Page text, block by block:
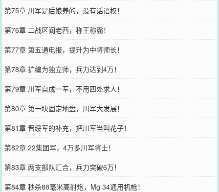
第75章 川军是后娘养的，没有话语权！
第76章 二战区阎老西，称王称霸！
第77章 第五通电报，提升为中将师长！
第78章 扩编为独立师，兵力达到4万！
第79章 川军自成一军，不用四处求人！
第80章 第一块固定地盘，川军大发展！
第81章 晋绥军的补充，把川军当叫花子！
第82章 22集团军，4万多川军将士！
第83章 两支部队汇合，兵力突破6万！
第84章 秒杀88毫米高射炮，Mg 34通用机枪！